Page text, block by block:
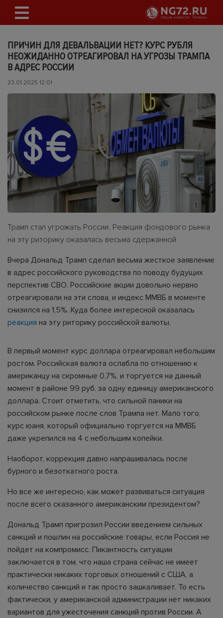
ПРИЧИН ДЛЯ ДЕВАЛЬВАЦИИ НЕТ? КУРС РУБЛЯ
НЕОЖИДАННО ОТРЕАГИРОВАЛ НА УГРОЗЫ ТРАМПА
В АДРЕС РОССИИ
23.01.2025 12:01
Трамп стал угрожать России. Реакция фондового рынка
на эту риторику оказалась весьма сдержанной
Вчера Дональд Трамп сделал весьма жесткое заявление
в адрес российского руководства по поводу будущих
перспектив СВО. Российские акции довольно нервно
отреагировали на эти слова, и индекс ММВБ в моменте
снизился на 1,5%. Куда более интересной оказалась
реакция на эту риторику российской валюты.
В первый момент курс доллара отреагировал небольшим
ростом. Российская валюта ослабла по отношению к
американцу на скромные 0,7%, и торгуется на данный
момент в районе 99 руб. за одну единицу американского
доллара. Стоит отметить, что сильной паники на
российском рынке после слов Трампа нет. Мало того,
курс юаня, который официально торгуется на ММВБ
даже укрепился на 4 с небольшим копейки.
Наоборот, коррекция давно напрашивалась после
бурного и безоткатного роста.
Но все же интересно, как может развиваться ситуация
после всего сказанного американским президентом?
Дональд Трамп пригрозил России введением сильных
санкций и пошлин на российские товары, если Россия не
пойдет на компромисс. Пикантность ситуации
заключается в том, что наша страна сейчас не имеет
практически никаких торговых отношений с США, а
количество санкций и так просто зашкаливает. То есть
фактически, у американской администрации нет никаких
вариантов для ужесточения санкций против России. А